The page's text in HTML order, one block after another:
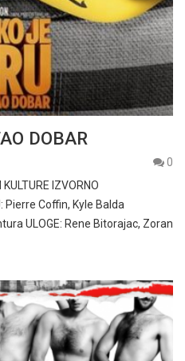
DOBAR
0
IZVORNO
Pierre Coffin, Kyle Balda
ULOGE: Rene Bitorajac, Zoran